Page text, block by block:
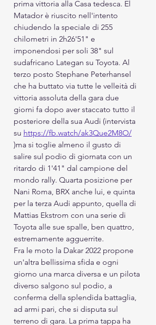
prima vittoria alla Casa tedesca. El
Matador è riuscito nell'intento
chiudendo la speciale di 255
chilometri in 2h26'51" e
imponendosi per soli 38" sul
sudafricano Lategan su Toyota. Al
terzo posto Stephane Peterhansel
che ha buttato via tutte le velleità di
vittoria assoluta della gara due
giorni fa dopo aver staccato tutto il
posteriore della sua Audi (intervista
su https://fb.watch/ak3Que2M8O/
)ma si toglie almeno il gusto di
salire sul podio di giornata con un
ritardo di 1'41" dal campione del
mondo rally. Quarta posizione per
Nani Roma, BRX anche lui, e quinta
per la terza Audi appunto, quella di
Mattias Ekstrom con una serie di
Toyota alle sue spalle, ben quattro,
estremamente agguerrite.
Fra le moto la Dakar 2022 propone
un'altra bellissima sfida e ogni
giorno una marca diversa e un pilota
diverso salgono sul podio, a
conferma della splendida battaglia,
ad armi pari, che si disputa sul
terreno di gara. La prima tappa ha